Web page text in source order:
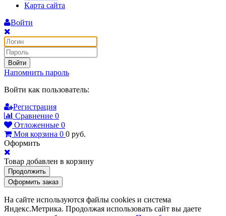
Карта сайта
Войти
Войти
Напомнить пароль
Войти как пользователь:
Регистрация
Сравнение 0
Отложенные 0
Моя корзина 0 0 руб.
Оформить
Товар добавлен в корзину
Продолжить
Оформить заказ
На сайте используются файлы cookies и система
Яндекс.Метрика. Продолжая использовать сайт вы даете